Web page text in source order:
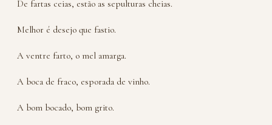
De fartas ceias, estão as sepulturas cheias.
Melhor é desejo que fastio.
A ventre farto, o mel amarga.
A boca de fraco, esporada de vinho.
A bom bocado, bom grito.